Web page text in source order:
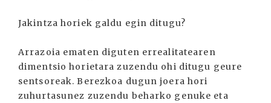
Jakintza horiek galdu egin ditugu?
Arrazoia ematen diguten errealitatearen
dimentsio horietara zuzendu ohi ditugu geure
sentsoreak. Berezkoa dugun joera hori
zuhurtasunez zuzendu beharko genuke eta